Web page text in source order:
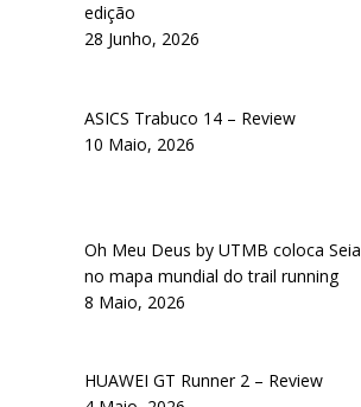
edição
28 Junho, 2026
ASICS Trabuco 14 – Review
10 Maio, 2026
Oh Meu Deus by UTMB coloca Seia
no mapa mundial do trail running
8 Maio, 2026
HUAWEI GT Runner 2 – Review